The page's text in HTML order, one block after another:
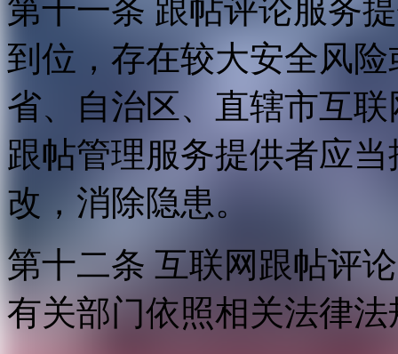
第十一条 跟帖评论服务
到位，存在较大安全风
省、自治区、直辖市互
跟帖管理服务提供者应
改，消除隐患。
第十二条 互联网跟帖评
有关部门依照相关法律